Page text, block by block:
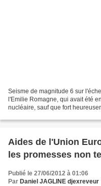
Seisme de magnitude 6 sur
l'Emilie Romagne, qui avait été
nucléaire, sauf que fort
Aides de l'Union
les promesses non
Publié le 27/06/2012 à 01:06
Par Daniel JAGLINE djexreveur